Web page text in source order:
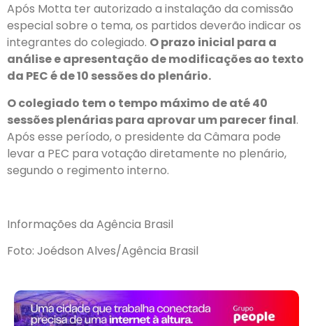
Após Motta ter autorizado a instalação da comissão
especial sobre o tema, os partidos deverão indicar os
integrantes do colegiado. O prazo inicial para a
análise e apresentação de modificações ao texto
da PEC é de 10 sessões do plenário.
O colegiado tem o tempo máximo de até 40
sessões plenárias para aprovar um parecer final.
Após esse período, o presidente da Câmara pode
levar a PEC para votação diretamente no plenário,
segundo o regimento interno.
Informações da Agência Brasil
Foto: Joédson Alves/Agência Brasil